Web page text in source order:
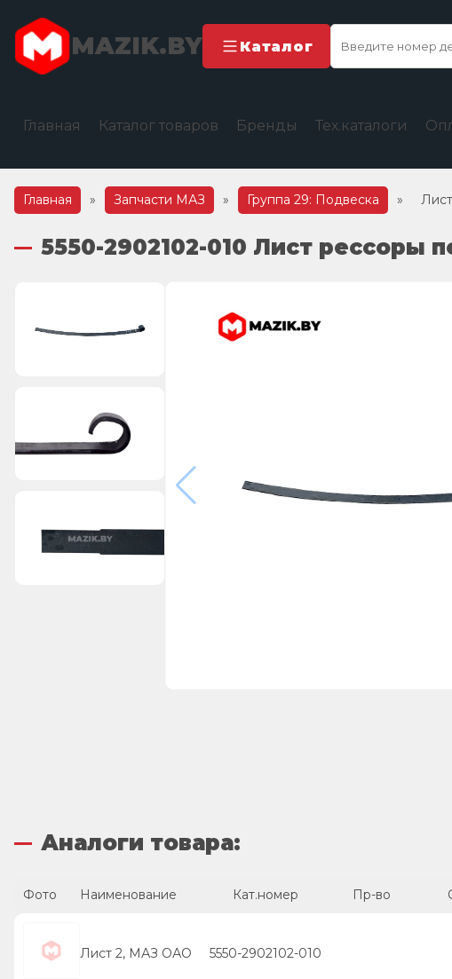
MAZIK.BY Каталог
Главная Каталог товаров Бренды Тех.каталоги
Главная » Запчасти МАЗ » Группа 29: Подвеска »
5550-2902102-010 Лист рессоры
Аналоги товара:
Фото Наименование Кат.номер Пр-во
Лист 2, МАЗ ОАО 5550-2902102-010